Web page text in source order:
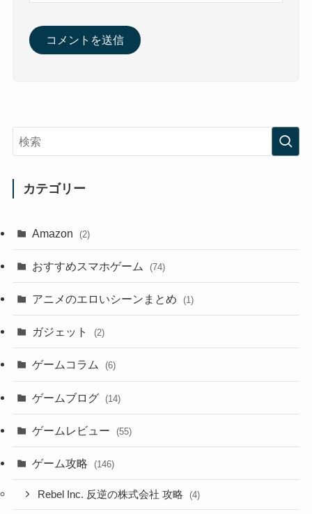
カテゴリー
Amazon (2)
おすすめスマホゲーム (74)
アニメのエロいシーンまとめ (1)
ガジェット (2)
ゲームコラム (6)
ゲームブログ (14)
ゲームレビュー (55)
ゲーム攻略 (146)
Rebel Inc. 反逆の株式会社 攻略 (4)